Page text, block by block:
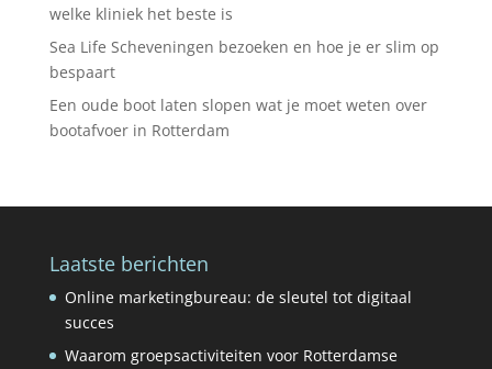
welke kliniek het beste is
Sea Life Scheveningen bezoeken en hoe je er slim op
bespaart
Een oude boot laten slopen wat je moet weten over
bootafvoer in Rotterdam
Laatste berichten
Online marketingbureau: de sleutel tot digitaal
succes
Waarom groepsactiviteiten voor Rotterdamse